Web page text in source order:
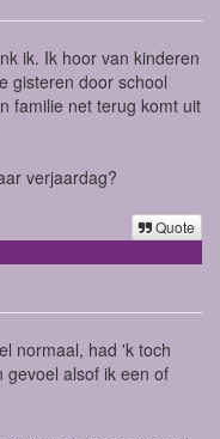
ik. Ik hoor van kinderen
gisteren door school
familie net terug komt uit
verjaardag?
Quote
normaal, had 'k toch
gevoel alsof ik een of